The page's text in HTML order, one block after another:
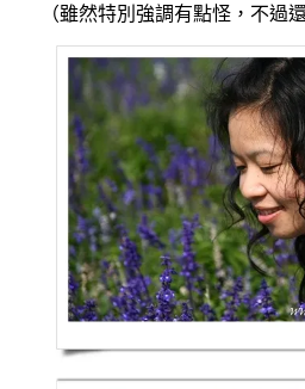
（雖然特別強調有點怪，不過